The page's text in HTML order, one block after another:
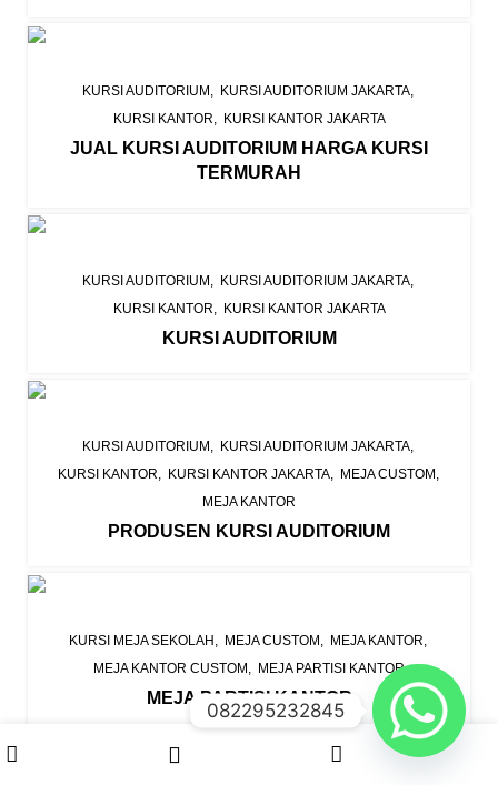
KURSI AUDITORIUM
KURSI AUDITORIUM JAKARTA
KURSI KANTOR
KURSI KANTOR JAKARTA
JUAL KURSI AUDITORIUM HARGA KURSI
TERMURAH
KURSI AUDITORIUM
KURSI AUDITORIUM JAKARTA
KURSI KANTOR
KURSI KANTOR JAKARTA
KURSI AUDITORIUM
KURSI AUDITORIUM
KURSI AUDITORIUM JAKARTA
KURSI KANTOR
KURSI KANTOR JAKARTA
MEJA CUSTOM
MEJA KANTOR
PRODUSEN KURSI AUDITORIUM
KURSI MEJA SEKOLAH MEJA CUSTOM
MEJA KANTOR
MEJA KANTOR CUSTOM
MEJA PARTISI KANTOR
MEJA PARTISI KANTOR
082295232845